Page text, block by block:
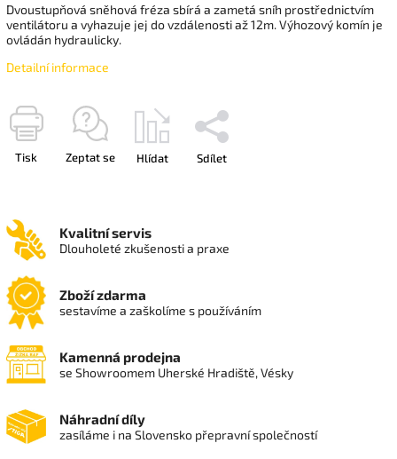
Dvoustupňová sněhová fréza sbírá a zametá sníh prostřednictvím
ventilátoru a vyhazuje jej do vzdálenosti až 12m. Výhozový komín je
ovládán hydraulicky.
Detailní informace
Tisk Zeptat se Hlídat Sdílet
Kvalitní servis
Dlouholeté zkušenosti a praxe
Zboží zdarma
sestavíme a zaškolíme s používáním
Kamenná prodejna
se Showroomem Uherské Hradiště, Vésky
Náhradní díly
zasíláme i na Slovensko přepravní společností